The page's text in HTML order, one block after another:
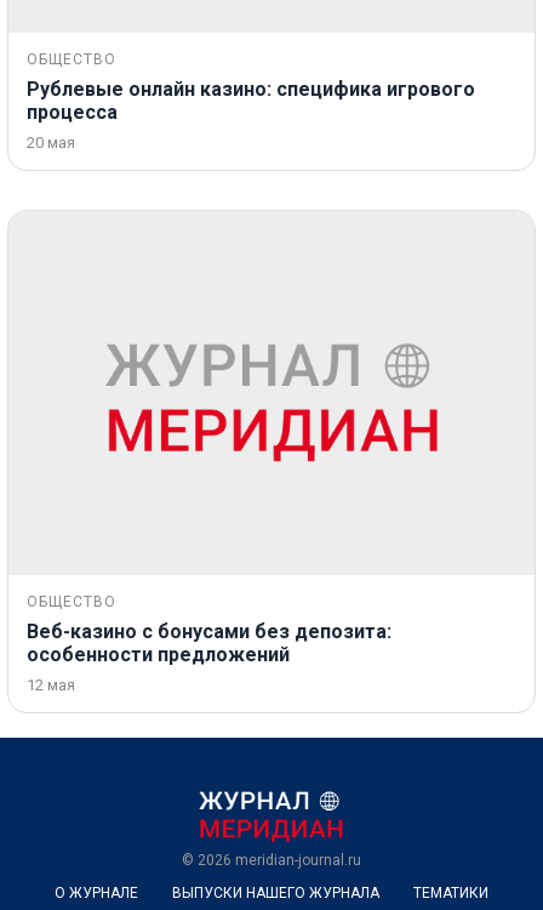
ОБЩЕСТВО
Рублевые онлайн казино: специфика игрового
процесса
20 мая
ОБЩЕСТВО
Веб-казино с бонусами без депозита:
особенности предложений
12 мая
© 2026 meridian-journal.ru
О ЖУРНАЛЕ
ВЫПУСКИ НАШЕГО ЖУРНАЛА ТЕМАТИКИ